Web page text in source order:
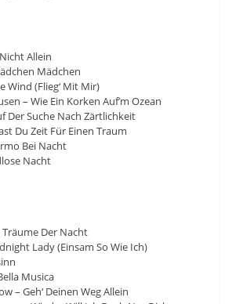
Allein
Mädchen
Wind (Flieg‘ Mit Mir)
– Wie Ein Korken Auf’m Ozean
Der Suche Nach Zärtlichkeit
Du Zeit Für Einen Traum
Bei Nacht
Nacht
Der Nacht
Lady (Einsam So Wie Ich)
Musica
– Geh‘ Deinen Weg Allein